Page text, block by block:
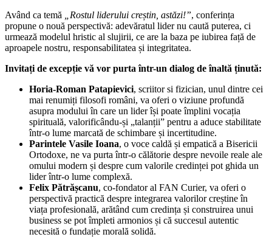
Având ca temă
„Rostul liderului creștin, astăzi!”, conferința
propune o nouă perspectivă: adevăratul lider nu caută puterea, ci
urmează modelul hristic al slujirii, ce are la baza pe iubirea față de
aproapele nostru, responsabilitatea și integritatea.
Invitați de excepție vă vor purta într-un dialog de înaltă ținută:
Horia-Roman Patapievici, scriitor si fizician, unul dintre cei
mai renumiți filosofi români, va oferi o viziune profundă
asupra modului în care un lider își poate împlini vocația
spirituală, valorificându-și „talanții” pentru a aduce stabilitate
într-o lume marcată de schimbare și incertitudine.
Parintele Vasile Ioana, o voce caldă și empatică a Bisericii
Ortodoxe, ne va purta într-o călătorie despre nevoile reale ale
omului modern și despre cum valorile credinței pot ghida un
lider într-o lume complexă.
Felix Pătrășcanu, co-fondator al FAN Curier, va oferi o
perspectivă practică despre integrarea valorilor creștine în
viața profesională, arătând cum credința și construirea unui
business se pot împleti armonios și că succesul autentic
necesită o fundație morală solidă.